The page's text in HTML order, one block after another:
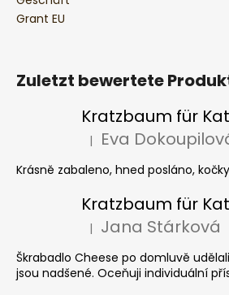
Grant EU
Zuletzt bewertete
Die Produktbewertung
| Eva
Krásně zabaleno, hned posláno, kočky
Die Produktbewertung
| Jana Stárková
Škrabadlo Cheese po domluvě
jsou nadšené. Oceňuji individuální